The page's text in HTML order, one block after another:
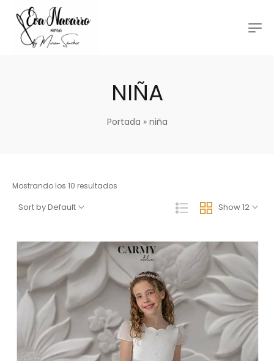
NIÑA
Portada » niña
Mostrando los 10 resultados
Show 12
Sort by Default